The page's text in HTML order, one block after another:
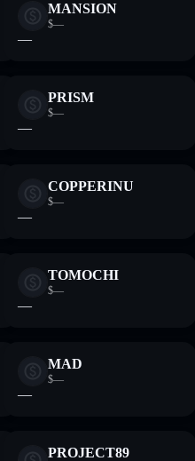
MANSION
$—
—
PRISM
$—
—
COPPERINU
$—
—
TOMOCHI
$—
—
MAD
$—
—
PROJECT89